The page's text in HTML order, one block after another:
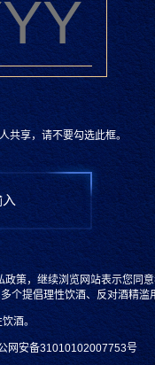
共享，请不要勾选此框。
策，继续浏览网站表示您同
个提倡理性饮酒、反对酒精滥
酒。
网安备31010102007753号
复杂、精致，马爹
COGNAC 700ML BOTTLE
纯饮
果香
顺滑
购买